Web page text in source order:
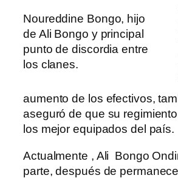
Noureddine Bongo, hijo
de Ali Bongo y principal
punto de discordia entre
los clanes.
aumento de los efectivos,
aseguró de que su
los mejor equipados del país.
Actualmente , Ali Bongo
parte, después de